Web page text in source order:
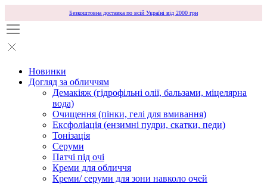
Безкоштовна доставка по всій Україні від 2000 грн
Новинки
Догляд за обличчям
Демакіяж (гідрофільні олії, бальзами, міцелярна
вода)
Очищення (пінки, гелі для вмивання)
Ексфоліація (ензимні пудри, скатки, педи)
Тонізація
Серуми
Патчі під очі
Креми для обличчя
Креми/ серуми для зони навколо очей